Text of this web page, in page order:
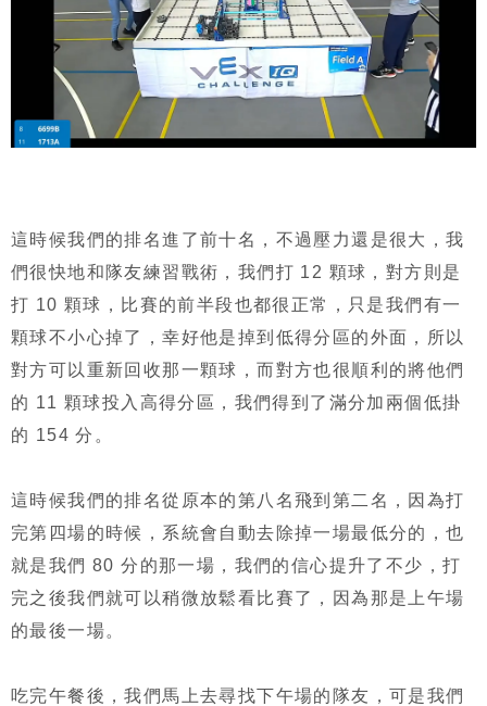
這時候我們的排名進了前十名，不過壓力還是很大，我
們很快地和隊友練習戰術，我們打 12 顆球，對方則是
打 10 顆球，比賽的前半段也都很正常，只是我們有一
顆球不小心掉了，幸好他是掉到低得分區的外面，所以
對方可以重新回收那一顆球，而對方也很順利的將他們
的 11 顆球投入高得分區，我們得到了滿分加兩個低掛
的 154 分。
這時候我們的排名從原本的第八名飛到第二名，因為打
完第四場的時候，系統會自動去除掉一場最低分的，也
就是我們 80 分的那一場，我們的信心提升了不少，打
完之後我們就可以稍微放鬆看比賽了，因為那是上午場
的最後一場。
吃完午餐後，我們馬上去尋找下午場的隊友，可是我們